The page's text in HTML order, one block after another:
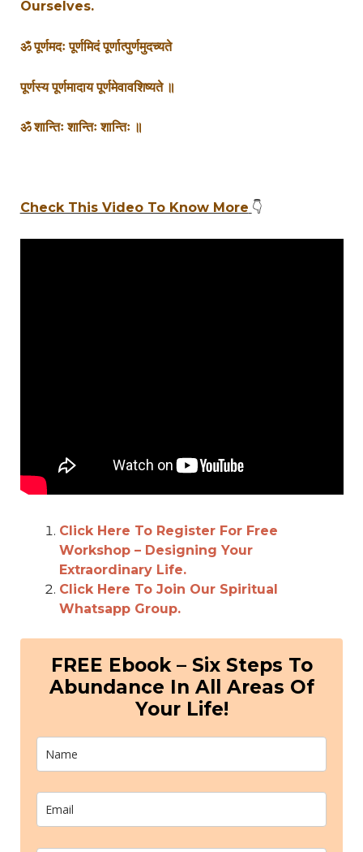
Ourselves.
ॐ पूर्णमदः पूर्णमिदं पूर्णात्पुर्णमुदच्यते
पूर्णस्य पूर्णमादाय पूर्णमेवावशिष्यते ॥
ॐ शान्तिः शान्तिः शान्तिः ॥
Check This Video To Know More 👇
Click Here To Register For Free
Workshop – Designing Your
Extraordinary Life.
Click Here To Join Our Spiritual
Whatsapp Group.
FREE Ebook – Six Steps To
Abundance In All Areas Of
Your Life!